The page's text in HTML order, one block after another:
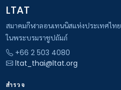
LTAT
สมาคมกีฬาลอนเทนนิสแห่งประเทศไทย
ในพระบรมราชูปถัมภ์
+66 2 503 4080
ltat_thai@ltat.org
สำรวจ